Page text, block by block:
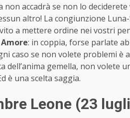
accadrà se non lo
altro! La congiunzione
a mettere ordine nei vostri
Amore: in coppia, forse parlate
caso se non volete problemi è
dell’anima gemella, non volete
è una scelta saggia.
Leone (23